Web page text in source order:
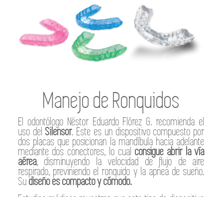
Manejo de Ronquidos
El odontólogo Néstor Eduardo Flórez G. recomienda el
uso delSilensor. Este es un dispositivo compuesto por
dos placas que posicionan la mandíbula hacia adelante
mediante dos conectores, lo cualconsigue abrir la vía
aérea, disminuyendo la velocidad de flujo de aire
respirado, previniendo el ronquido y la apnea de sueño.
Su diseño es compacto y cómodo.